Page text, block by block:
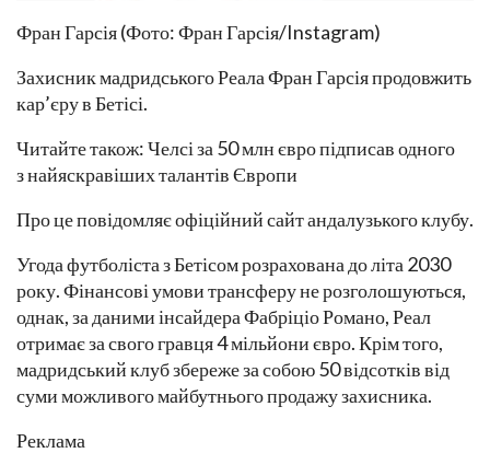
Фран Гарсія (Фото: Фран Гарсія/Instagram)
Захисник мадридського Реала Фран Гарсія продовжить
кар’єру в Бетісі.
Читайте також: Челсі за 50 млн євро підписав одного
з найяскравіших талантів Європи
Про це повідомляє офіційний сайт андалузького клубу.
Угода футболіста з Бетісом розрахована до літа 2030
року. Фінансові умови трансферу не розголошуються,
однак, за даними інсайдера Фабріціо Романо, Реал
отримає за свого гравця 4 мільйони євро. Крім того,
мадридський клуб збереже за собою 50 відсотків від
суми можливого майбутнього продажу захисника.
Реклама